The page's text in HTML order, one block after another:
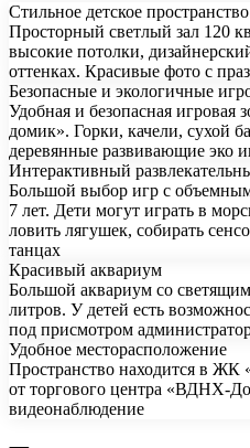
Стильное детское пространство
Просторный светлый зал 120
высокие потолки,
оттенках. Красивые фото с
Безопасные и экологичные
Удобная и безопасная игровая
домик». Горки, качели, сухой
деревянные развивающие эко
Интерактивный
Большой выбор игр с
7 лет. Дети могут играть в
ловить лягушек, собирать
танцах
Красивый аквариум
Большой аквариум со
литров. У детей есть
под присмотром
Удобное месторасположение
Пространство находится в ЖК
от торгового центра «ВДНХ-
видеонаблюдение